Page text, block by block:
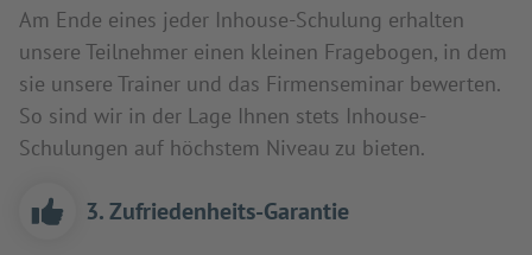
Am Ende eines jeder Inhouse-Schulung erhalten
unsere Teilnehmer einen kleinen Fragebogen, in dem
sie unsere Trainer und das Firmenseminar bewerten.
So sind wir in der Lage Ihnen stets Inhouse-
Schulungen auf höchstem Niveau zu bieten.
3. Zufriedenheits-Garantie